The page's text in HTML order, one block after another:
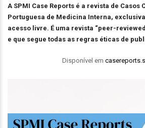
A SPMI Case Reports é a revista de Casos
Portuguesa de Medicina Interna,
acesso livre. É uma revista “peer-
e que segue todas as regras éticas de
Disponível em